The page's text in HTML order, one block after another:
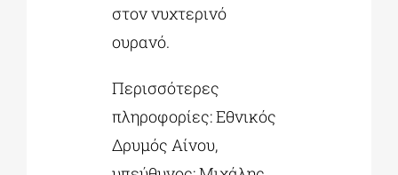
στον νυχτερινό
ουρανό.
Περισσότερες
πληροφορίες: Εθνικός
Δρυμός Αίνου,